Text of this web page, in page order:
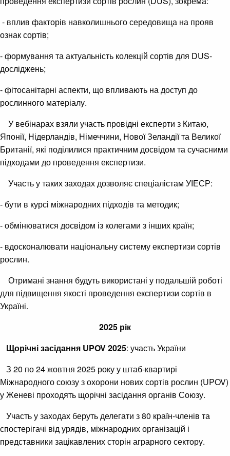
- вплив факторів навколишнього середовища на прояв
ознак сортів;
- формування та актуальність колекцій сортів для DUS-
досліджень;
- фітосанітарні аспекти, що впливають на доступ до
рослинного матеріалу.
У вебінарах взяли участь провідні експерти з Китаю,
Японії, Нідерландів, Німеччини, Нової Зеландії та Великої
Британії, які поділилися практичним досвідом та сучасними
підходами до проведення експертизи.
Участь у таких заходах дозволяє спеціалістам УІЕСР:
- бути в курсі міжнародних підходів та методик;
- обмінюватися досвідом із колегами з інших країн;
- вдосконалювати національну систему експертизи сортів
рослин.
Отримані знання будуть використані у подальшій роботі
для підвищення якості проведення експертизи сортів в
Україні.
2025 рік
Щорічні засідання UPOV 2025: участь України
З 20 по 24 жовтня 2025 року у штаб-квартирі
Міжнародного союзу з охорони нових сортів рослин (UPOV)
у Женеві проходять щорічні засідання органів Союзу.
Участь у заходах беруть делегати з 80 країн-членів та
спостерігачі від урядів, міжнародних організацій і
представники зацікавлених сторін аграрного сектору.